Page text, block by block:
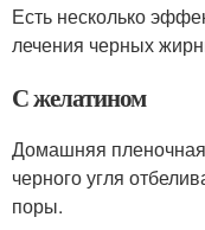
Есть несколько
лечения черных
С желатином
Домашняя
черного угля
поры.